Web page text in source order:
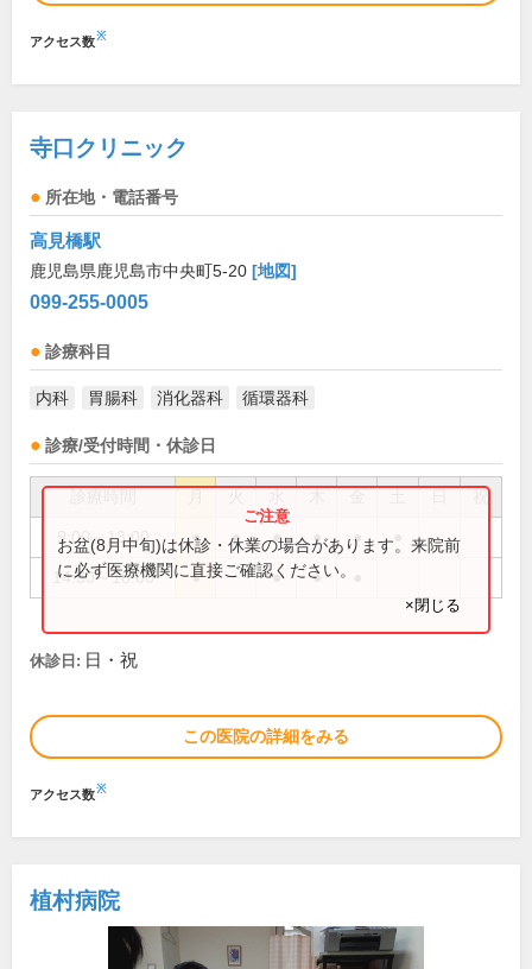
アクセス数※
寺口クリニック
所在地・電話番号
高見橋駅
鹿児島県鹿児島市中央町5-20 [地図]
099-255-0005
診療科目
内科 胃腸科 消化器科 循環器科
診療/受付時間・休診日
祝
9:00～13:00 ● ● ● ● ●
14:30～18:00 ● ● ●
お盆(8月中旬)は休診・休業の場合があります。来院前
に必ず医療機関に直接ご確認ください。
×閉じる
休診日: 日・祝
この医院の詳細をみる
アクセス数※
植村病院